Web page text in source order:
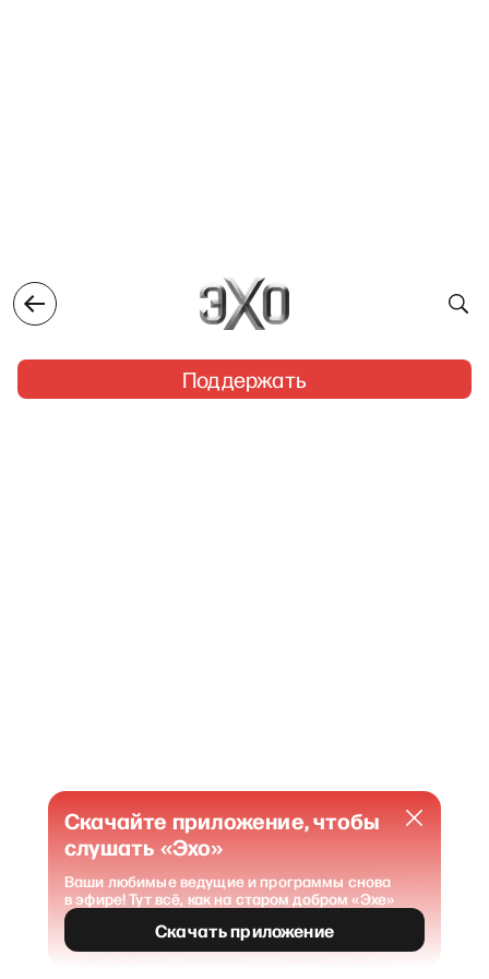
Поддержать
404 Страница не найдена.
Скачайте приложение, чтобы
слушать «Эхо»
Ваши любимые ведущие и программы снова
в эфире! Тут всё, как на старом добром «Эхе»
Скачать приложение